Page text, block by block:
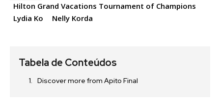
Hilton Grand Vacations Tournament of Champions
Lydia Ko
Nelly Korda
Tabela de Conteúdos
Discover more from Apito Final